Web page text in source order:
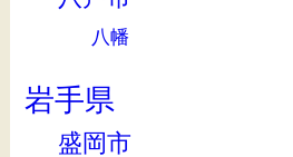
八幡
岩手県
盛岡市